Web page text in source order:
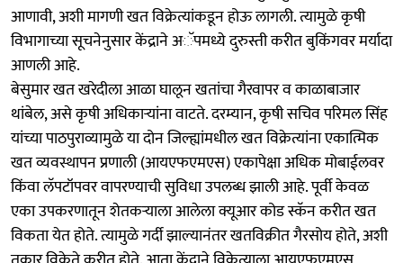
आणावी, अशी मागणी खत विक्रेत्यांकडून होऊ लागली. त्यामुळे कृषी
विभागाच्या सूचनेनुसार केंद्राने अॅपमध्ये दुरुस्ती करीत बुकिंगवर मर्यादा
आणली आहे.
बेसुमार खत खरेदीला आळा घालून खतांचा गैरवापर व काळाबाजार
थांबेल, असे कृषी अधिकाऱ्यांना वाटते. दरम्यान, कृषी सचिव परिमल सिंह
यांच्या पाठपुराव्यामुळे या दोन जिल्ह्यांमधील खत विक्रेत्यांना एकात्मिक
खत व्यवस्थापन प्रणाली (आयएफएमएस) एकापेक्षा अधिक मोबाईलवर
किंवा लॅपटॉपवर वापरण्याची सुविधा उपलब्ध झाली आहे. पूर्वी केवळ
एका उपकरणातून शेतकऱ्याला आलेला क्यूआर कोड स्कॅन करीत खत
विकता येत होते. त्यामुळे गर्दी झाल्यानंतर खतविक्रीत गैरसोय होते, अशी